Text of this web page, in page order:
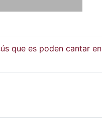
que es poden cantar